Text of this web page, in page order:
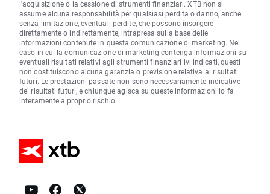
l'acquisizione o la cessione di strumenti finanziari. XTB non si
assume alcuna responsabilità per qualsiasi perdita o danno, anche
senza limitazione, eventuali perdite, che possono insorgere
direttamente o indirettamente, intrapresa sulla base delle
informazioni contenute in questa comunicazione di marketing. Nel
caso in cui la comunicazione di marketing contenga informazioni su
eventuali risultati relativi agli strumenti finanziari ivi indicati, questi
non costituiscono alcuna garanzia o previsione relativa ai risultati
futuri. Le prestazioni passate non sono necessariamente indicative
dei risultati futuri, e chiunque agisca su queste informazioni lo fa
interamente a proprio rischio.